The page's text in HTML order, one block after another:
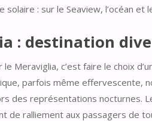
: sur le Seaview, l’océan et
: destination
Meraviglia, c’est faire le choix
parfois même
des représentations nocturnes.
de ralliement aux passagers de